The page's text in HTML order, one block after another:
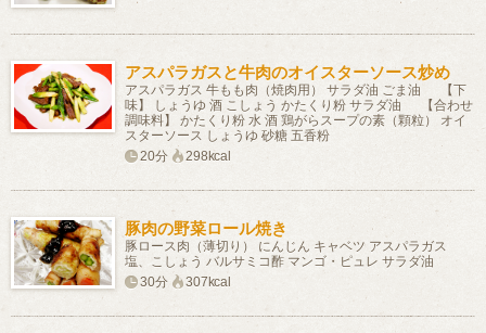
アスパラガスと牛肉のオイスターソース炒め
アスパラガス 牛もも肉（焼肉用） サラダ油 ごま油 【下
味】 しょうゆ 酒 こしょう かたくり粉 サラダ油 【合わせ
調味料】 かたくり粉 水 酒 鶏がらスープの素（顆粒） オイ
スターソース しょうゆ 砂糖 五香粉
20分
298kcal
豚肉の野菜ロール焼き
豚ロース肉（薄切り） にんじん キャベツ アスパラガス
塩、こしょう バルサミコ酢 マンゴ・ピュレ サラダ油
30分
307kcal